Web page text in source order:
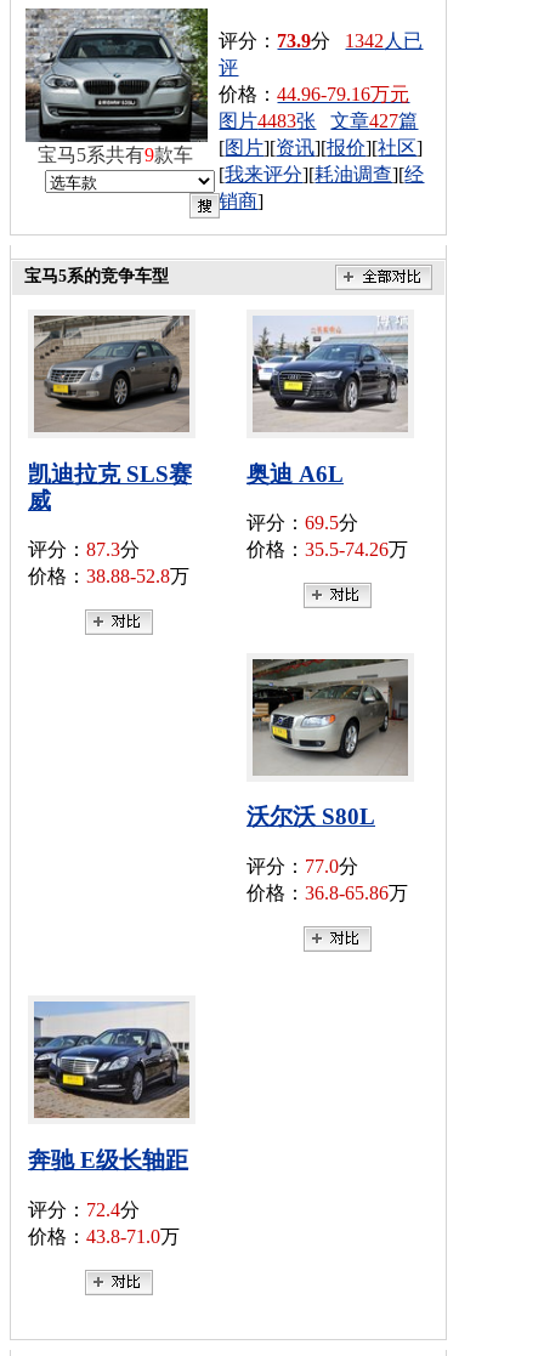
评分： 73.9分 1342 人已
评
价格：44.96-79.16万元
图片4483张 文章427篇
[图片][资讯][报价][社区]
[我来评分][耗油调查][经
销商]
宝马5系共有9款车
宝马5系的竞争车型
凯迪拉克 SLS赛
威
评分： 87.3分
价格： 38.88-52.8万
奥迪 A6L
评分： 69.5分
价格： 35.5-74.26万
沃尔沃 S80L
评分： 77.0分
价格： 36.8-65.86万
奔驰 E级长轴距
评分： 72.4分
价格： 43.8-71.0万